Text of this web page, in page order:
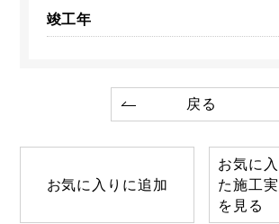
竣工年
戻る
お気に入りに追加
お気に
た施工
を見る